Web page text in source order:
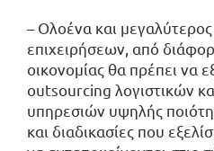
– Ολοένα και
επιχειρήσεων, από
οικονομίας θα πρέπει να
outsourcing λογιστικών
υπηρεσιών υψηλής
και διαδικασίες που